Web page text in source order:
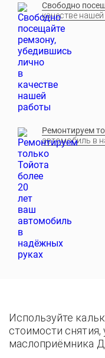
Свободно
качестве
Ремонтируем
автомобиль в
Используйте
стоимости снятия,
маслоприёмника